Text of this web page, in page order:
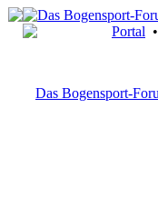
Portal
Das Bogensport-